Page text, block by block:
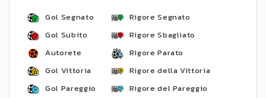
Gol Segnato
Gol Subito
Autorete
Gol Vittoria
Gol Pareggio
Rigore Segnato
Rigore Sbagliato
Rigore Parato
Rigore della Vittoria
Rigore del Pareggio